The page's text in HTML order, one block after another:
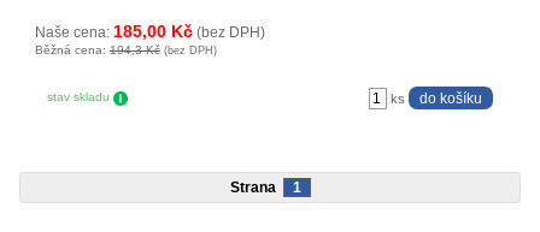
Naše cena: 185,00 Kč (bez DPH)
Běžná cena: 194,3 Kč (bez DPH)
stav skladu ks
Strana 1